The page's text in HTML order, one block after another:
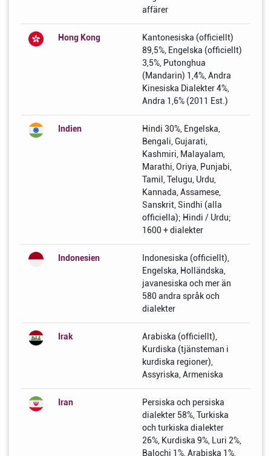
affärer
Hong Kong
Kantonesiska (officiellt)
89,5%, Engelska (officiellt)
3,5%, Putonghua
(Mandarin) 1,4%, Andra
Kinesiska Dialekter 4%,
Andra 1,6% (2011 Est.)
Indien
Hindi 30%, Engelska,
Bengali, Gujarati,
Kashmiri, Malayalam,
Marathi, Oriya, Punjabi,
Tamil, Telugu, Urdu,
Kannada, Assamese,
Sanskrit, Sindhi (alla
officiella); Hindi / Urdu;
1600 + dialekter
Indonesien
Indonesiska (officiellt),
Engelska, Holländska,
javanesiska och mer än
580 andra språk och
dialekter
Irak
Arabiska (officiellt),
Kurdiska (tjänsteman i
kurdiska regioner),
Assyriska, Armeniska
Iran
Persiska och persiska
dialekter 58%, Turkiska
och turkiska dialekter
26%, Kurdiska 9%, Luri 2%,
Balochi 1%, Arabiska 1%,